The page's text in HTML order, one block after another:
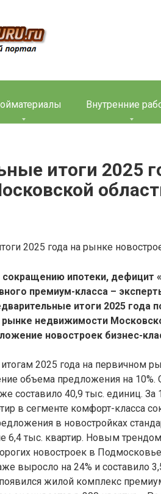
Внутренние
итоги 2025
сокращению ипотеки, дефицит
премиум-класса –
итоги 2025 года
рынке недвижимости
новостроек бизнес-
2025 года на первичном
объема предложения на 10%.
составило 40,9 тыс. единиц.
в сегменте комфорт-класса
в новостройках
6,4 тыс. квартир. Новым
новостроек в
выросло на 24% и составило
жилой комплекс